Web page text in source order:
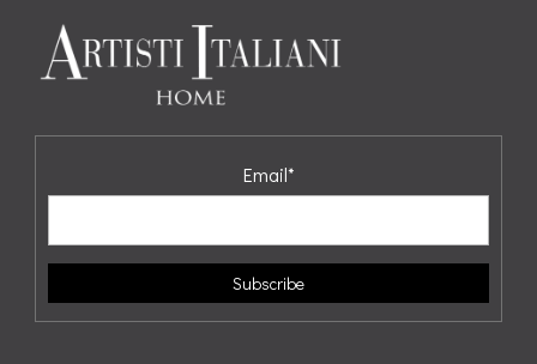
Email*